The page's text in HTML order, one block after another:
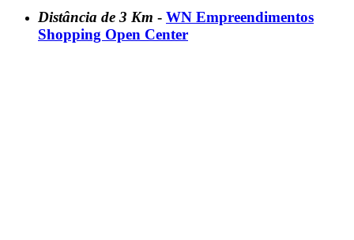
Distância de 3 Km - WN Empreendimentos
Shopping Open Center